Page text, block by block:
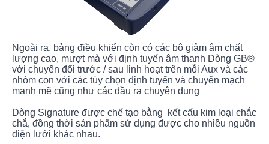
Ngoài ra, bảng điều khiển còn có các bộ giảm âm chất
lượng cao, mượt mà với định tuyến âm thanh Dòng GB®
với chuyển đổi trước / sau linh hoạt trên mỗi Aux và các
nhóm con với các tùy chọn định tuyến và chuyển mạch
mạnh mẽ cũng như các đầu ra chuyên dụng
Dòng Signature được chế tạo bằng kết cấu kim loại chắc
chắ, đồng thời sản phẩm sử dụng được cho nhiều nguồn
điện lưới khác nhau.